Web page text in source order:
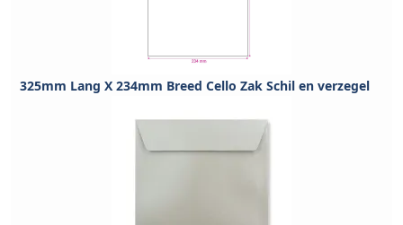
325mm Lang X 234mm Breed Cello Zak Schil en verzegel